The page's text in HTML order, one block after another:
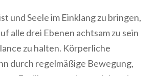
und Seele im Einklang zu bringen,
alle drei Ebenen achtsam zu sein
zu halten. Körperliche
durch regelmäßige Bewegung,